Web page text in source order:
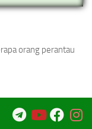
orang perantau